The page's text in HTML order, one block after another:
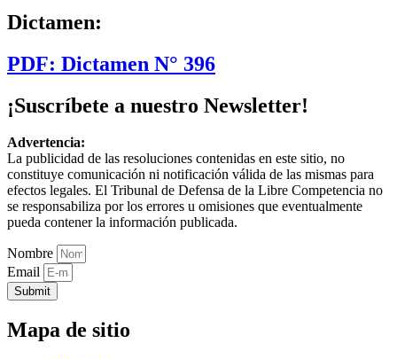
Dictamen:
PDF: Dictamen N° 396
¡Suscríbete a nuestro Newsletter!
Advertencia:
La publicidad de las resoluciones contenidas en este sitio, no
constituye comunicación ni notificación válida de las mismas para
efectos legales. El Tribunal de Defensa de la Libre Competencia no
se responsabiliza por los errores u omisiones que eventualmente
pueda contener la información publicada.
Nombre
Email
Submit
Mapa de sitio